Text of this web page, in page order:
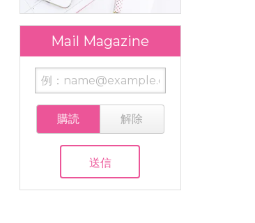
メールマガジン
購読 解除